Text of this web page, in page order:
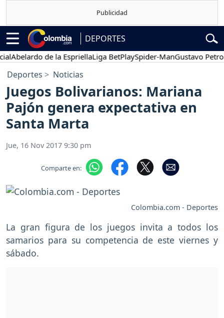
DEPORTES
de la EspriellaLiga BetPlaySpider-ManGustavo Petro
Deportes Noticias
Juegos Bolivarianos: Mariana
Pajón genera expectativa en
Santa Marta
Jue, 16 Nov 2017 9:30 pm
Comparte en:
Colombia.com - Deportes
La gran figura de los juegos invita a todos los
samarios para su competencia de este viernes y
sábado.